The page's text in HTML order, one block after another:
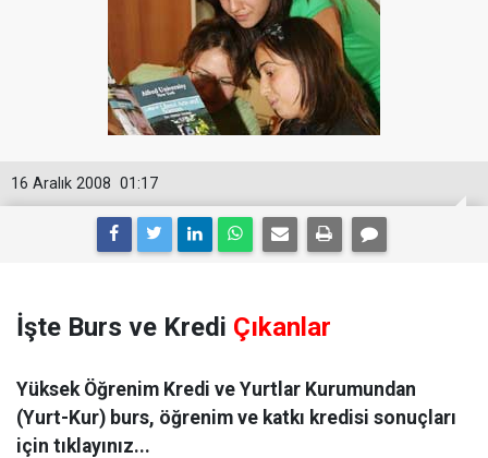
01:17
16 Aralık 2008
İşte Burs ve Kredi Çıkanlar
Yüksek Öğrenim Kredi ve Yurtlar Kurumundan
(Yurt-Kur) burs, öğrenim ve katkı kredisi sonuçları
için tıklayınız...